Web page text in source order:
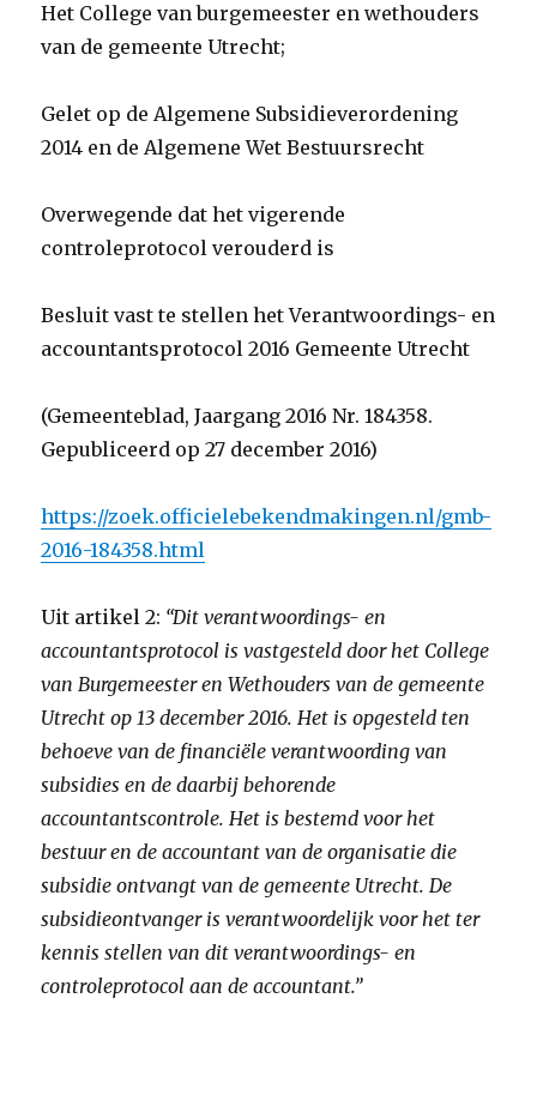
Het College van burgemeester en wethouders
van de gemeente Utrecht;
Gelet op de Algemene Subsidieverordening
2014 en de Algemene Wet Bestuursrecht
Overwegende dat het vigerende
controleprotocol verouderd is
Besluit vast te stellen het Verantwoordings- en
accountantsprotocol 2016 Gemeente Utrecht
(Gemeenteblad, Jaargang 2016 Nr. 184358.
Gepubliceerd op 27 december 2016)
https://zoek.officielebekendmakingen.nl/gmb-
2016-184358.html
Uit artikel 2: “Dit verantwoordings- en
accountantsprotocol is vastgesteld door het College
van Burgemeester en Wethouders van de gemeente
Utrecht op 13 december 2016. Het is opgesteld ten
behoeve van de financiële verantwoording van
subsidies en de daarbij behorende
accountantscontrole. Het is bestemd voor het
bestuur en de accountant van de organisatie die
subsidie ontvangt van de gemeente Utrecht. De
subsidieontvanger is verantwoordelijk voor het ter
kennis stellen van dit verantwoordings- en
controleprotocol aan de accountant.”